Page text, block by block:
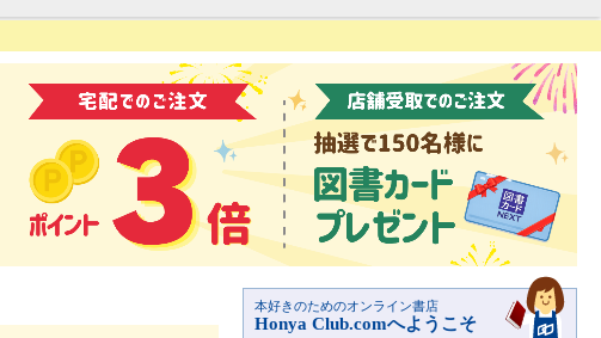
本好きのためのオンライン書店
Honya Club.comへようこそ